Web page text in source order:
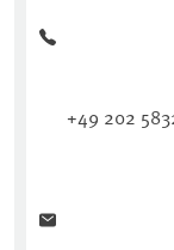
+49 202